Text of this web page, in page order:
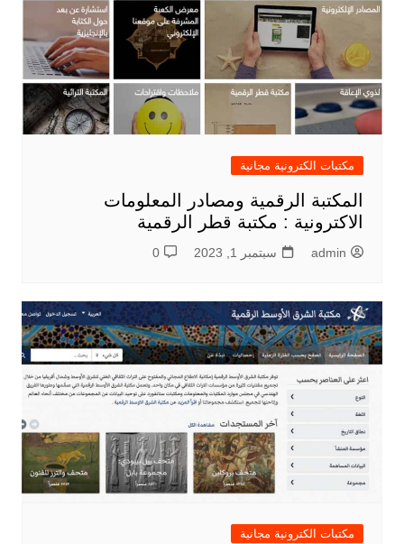
مكتبات الكترونية مجانية
المكتبة الرقمية ومصادر المعلومات
الاكترونية : مكتبة قطر الرقمية
admin سبتمبر 1, 2023 0
مكتبات الكترونية مجانية